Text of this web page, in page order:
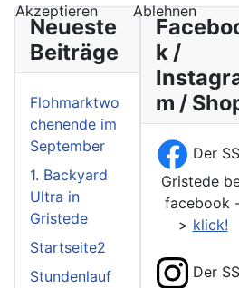
Neueste
Beiträge
Flohmarktwo
chenende im
September
1. Backyard
Ultra in
Gristede
Startseite2
Stundenlauf
k /
m /
Der
Gristede
facebook
> klick!
Der
Akzeptieren Ablehnen